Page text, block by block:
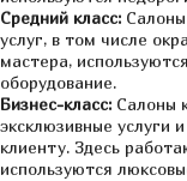
Средний класс:
услуг, в том числе
мастера,
оборудование.
Бизнес-класс: Салоны
эксклюзивные услуги
клиенту. Здесь
используются